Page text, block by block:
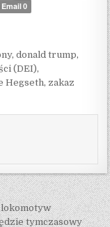
Email 0
,donald trump,
(DEI),
Hegseth, zakaz
tymczasowy